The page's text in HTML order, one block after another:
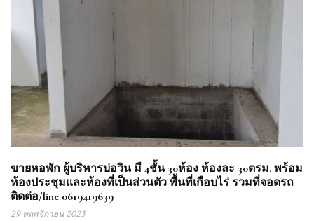
ขายหอพัก ผู้บริหารบ่อวิน มี 4ชั้น 30ห้อง ห้องละ 30ตรม. พร้อม
ห้องประชุมและห้องที่เป็นส่วนตัว พื้นที่เกือบไร่ รวมที่จอดรถ
ติดต่อ/line 0619419639
29 พฤศจิกายน 2023